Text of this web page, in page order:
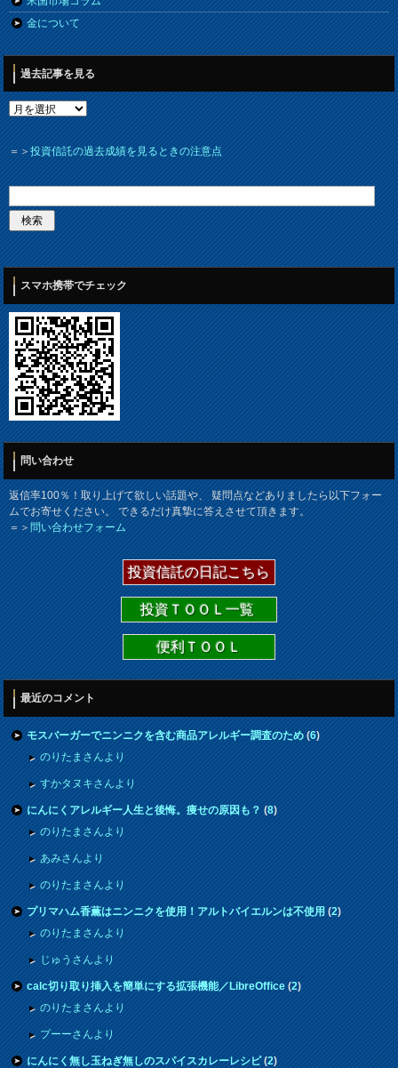
金について
過去記事を見る
＝＞投資信託の過去成績を見るときの注意点
スマホ携帯でチェック
問い合わせ
返信率100％！取り上げて欲しい話題や、 疑問点などありましたら以下フォー
ムでお寄せください。 できるだけ真摯に答えさせて頂きます。
＝＞問い合わせフォーム
投資信託の日記こちら
投資ＴＯＯＬ一覧
便利ＴＯＯＬ
最近のコメント
モスバーガーでニンニクを含む商品アレルギー調査のため(6)
のりたまさんより
すかタヌキさんより
にんにくアレルギー人生と後悔。痩せの原因も？(8)
のりたまさんより
あみさんより
のりたまさんより
プリマハム香薫はニンニクを使用！アルトバイエルンは不使用(2)
のりたまさんより
じゅうさんより
calc切り取り挿入を簡単にする拡張機能／LibreOffice(2)
のりたまさんより
プーーさんより
にんにく無し玉ねぎ無しのスパイスカレーレシピ(2)